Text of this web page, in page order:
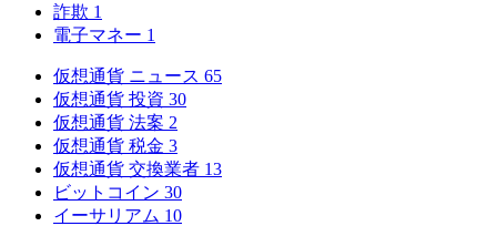
詐欺 1
電子マネー 1
仮想通貨 ニュース 65
仮想通貨 投資 30
仮想通貨 法案 2
仮想通貨 税金 3
仮想通貨 交換業者 13
ビットコイン 30
イーサリアム 10